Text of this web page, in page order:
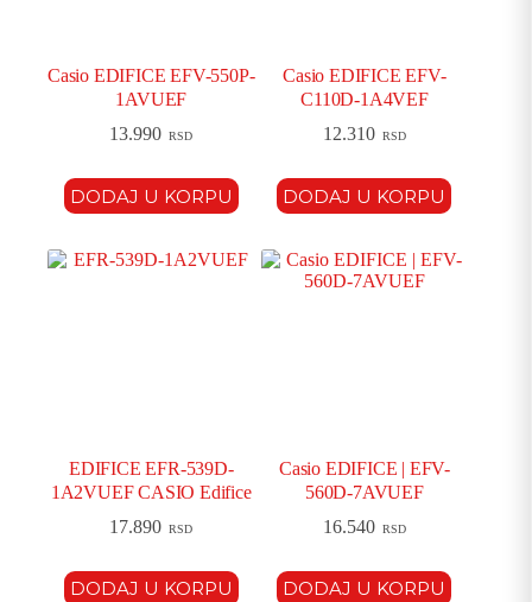
Casio EDIFICE EFV-550P-
1AVUEF
13.990 RSD
DODAJ U KORPU
Casio EDIFICE EFV-
C110D-1A4VEF
12.310 RSD
DODAJ U KORPU
EDIFICE EFR-539D-
1A2VUEF CASIO Edifice
17.890 RSD
DODAJ U KORPU
Casio EDIFICE | EFV-
560D-7AVUEF
16.540 RSD
DODAJ U KORPU